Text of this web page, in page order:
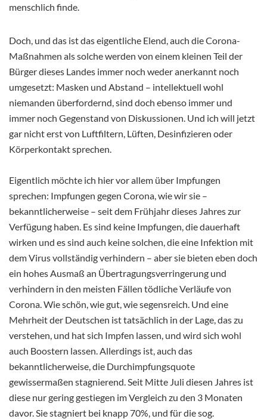
menschlich finde.
Doch, und das ist das eigentliche Elend, auch die Corona-
Maßnahmen als solche werden von einem kleinen Teil der
Bürger dieses Landes immer noch weder anerkannt noch
umgesetzt: Masken und Abstand – intellektuell wohl
niemanden überfordernd, sind doch ebenso immer und
immer noch Gegenstand von Diskussionen. Und ich will jetzt
gar nicht erst von Luftfiltern, Lüften, Desinfizieren oder
Körperkontakt sprechen.
Eigentlich möchte ich hier vor allem über Impfungen
sprechen: Impfungen gegen Corona, wie wir sie –
bekanntlicherweise – seit dem Frühjahr dieses Jahres zur
Verfügung haben. Es sind keine Impfungen, die dauerhaft
wirken und es sind auch keine solchen, die eine Infektion mit
dem Virus vollständig verhindern – aber sie bieten eben doch
ein hohes Ausmaß an Übertragungsverringerung und
verhindern in den meisten Fällen tödliche Verläufe von
Corona. Wie schön, wie gut, wie segensreich. Und eine
Mehrheit der Deutschen ist tatsächlich in der Lage, das zu
verstehen, und hat sich Impfen lassen, und wird sich wohl
auch Boostern lassen. Allerdings ist, auch das
bekanntlicherweise, die Durchimpfungsquote
gewissermaßen stagnierend. Seit Mitte Juli diesen Jahres ist
diese nur gering gestiegen im Vergleich zu den 3 Monaten
davor. Sie stagniert bei knapp 70%, und für die sog.